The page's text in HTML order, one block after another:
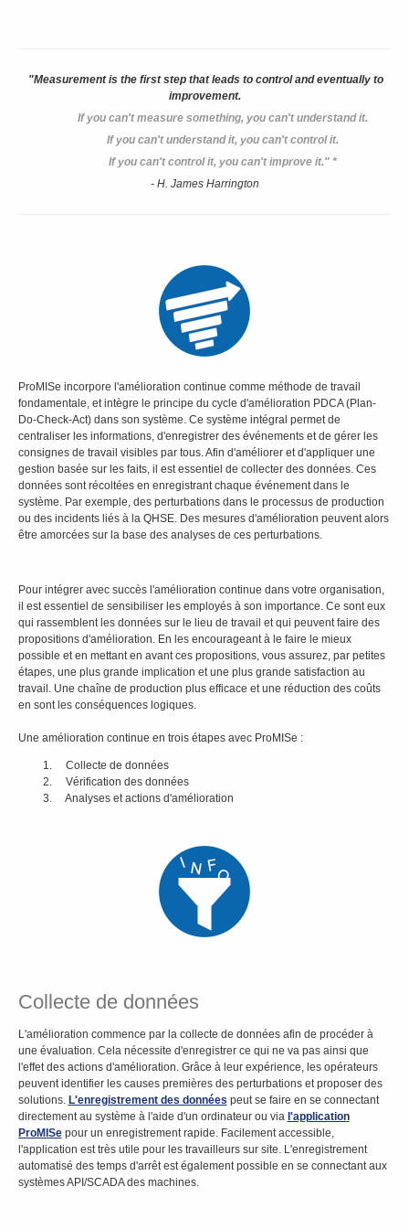
"Measurement is the first step that leads to control and eventually to
improvement.
If you can't measure something, you can't understand it.
If you can't understand it, you can't control it.
If you can't control it, you can't improve it." *
- H. James Harrington
ProMISe incorpore l'amélioration continue comme méthode de travail
fondamentale, et intègre le principe du cycle d'amélioration PDCA (Plan-
Do-Check-Act) dans son système. Ce système intégral permet de
centraliser les informations, d'enregistrer des événements et de gérer les
consignes de travail visibles par tous. Afin d'améliorer et d'appliquer une
gestion basée sur les faits, il est essentiel de collecter des données. Ces
données sont récoltées en enregistrant chaque événement dans le
système. Par exemple, des perturbations dans le processus de production
ou des incidents liés à la QHSE. Des mesures d'amélioration peuvent alors
être amorcées sur la base des analyses de ces perturbations.
Pour intégrer avec succès l'amélioration continue dans votre organisation,
il est essentiel de sensibiliser les employés à son importance. Ce sont eux
qui rassemblent les données sur le lieu de travail et qui peuvent faire des
propositions d'amélioration. En les encourageant à le faire le mieux
possible et en mettant en avant ces propositions, vous assurez, par petites
étapes, une plus grande implication et une plus grande satisfaction au
travail. Une chaîne de production plus efficace et une réduction des coûts
en sont les conséquences logiques.
Une amélioration continue en trois étapes avec ProMISe :
Collecte de données
Vérification des données
Analyses et actions d'amélioration
Collecte de données
L'amélioration commence par la collecte de données afin de procéder à
une évaluation. Cela nécessite d'enregistrer ce qui ne va pas ainsi que
l'effet des actions d'amélioration. Grâce à leur expérience, les opérateurs
peuvent identifier les causes premières des perturbations et proposer des
solutions. L'enregistrement des données peut se faire en se connectant
directement au système à l'aide d'un ordinateur ou via l'application
ProMISepour un enregistrement rapide. Facilement accessible,
l'application est très utile pour les travailleurs sur site. L'enregistrement
automatisé des temps d'arrêt est également possible en se connectant aux
systèmes API/SCADA des machines.